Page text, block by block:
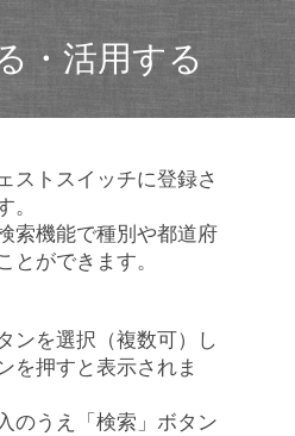
・活用する
ストスイッチに登録さ
。
索機能で種別や都道府
とができます。
ンを選択（複数可）し
を押すと表示されま
のうえ「検索」ボタン